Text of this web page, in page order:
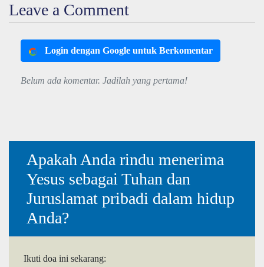
Leave a Comment
Login dengan Google untuk Berkomentar
Belum ada komentar. Jadilah yang pertama!
Apakah Anda rindu menerima
Yesus sebagai Tuhan dan
Juruslamat pribadi dalam hidup
Anda?
Ikuti doa ini sekarang: